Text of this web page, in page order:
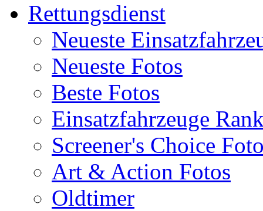
Rettungsdienst
Neueste
Neueste Fotos
Beste Fotos
Einsatzfahrzeuge
Screener's Choice
Art & Action Fotos
Oldtimer